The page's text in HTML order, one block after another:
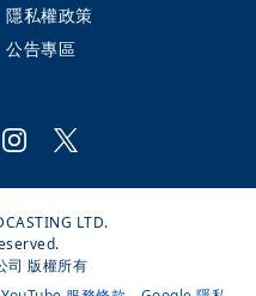
隱私權政策
公告專區
LTD.
司 版權所有